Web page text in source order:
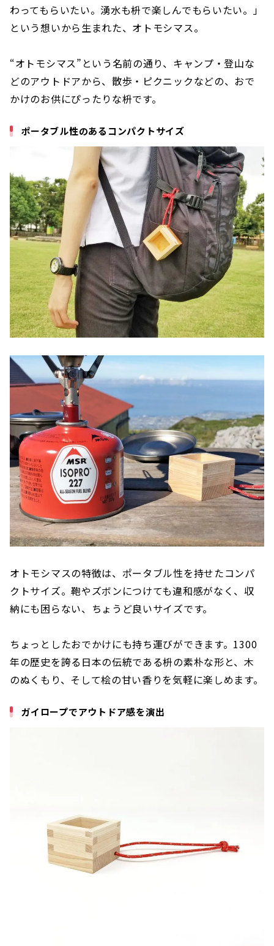
わってもらいたい。湧水も枡で楽しんでもらいたい。」
という想いから生まれた、オトモシマス。
“オトモシマス”という名前の通り、キャンプ・登山な
どのアウトドアから、散歩・ピクニックなどの、おで
かけのお供にぴったりな枡です。
ポータブル性のあるコンパクトサイズ
オトモシマスの特徴は、ポータブル性を持せたコンパ
クトサイズ。鞄やズボンにつけても違和感がなく、収
納にも困らない、ちょうど良いサイズです。
ちょっとしたおでかけにも持ち運びができます。1300
年の歴史を誇る日本の伝統である枡の素朴な形と、木
のぬくもり、そして桧の甘い香りを気軽に楽しめます。
ガイロープでアウトドア感を演出